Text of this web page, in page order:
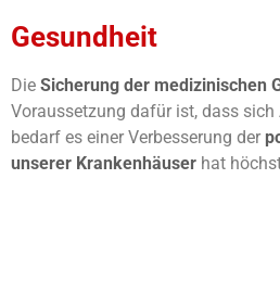
Gute
Gesundheit
Die Sicherung der medizinischen
Voraussetzung dafür ist, dass
bedarf es einer Verbesserung der
unserer Krankenhäuser hat